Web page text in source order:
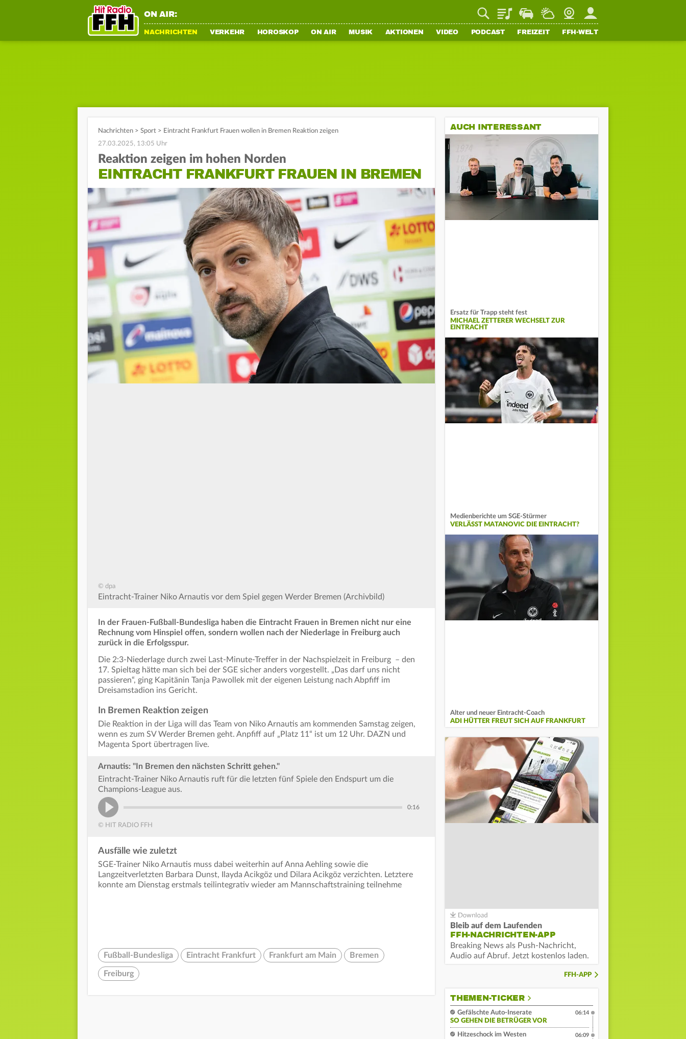
ON AIR: PlaylistStaupilotWetterWebcamMein FFH
NACHRICHTEN VERKEHR HOROSKOP ON AIR MUSIK AKTIONEN VIDEO PODCAST FREIZEIT FFH-WELT
Nachrichten > Sport > Eintracht Frankfurt Frauen wollen in Bremen Reaktion zeigen
27.03.2025, 13:05 Uhr
Reaktion zeigen im hohen Norden
EINTRACHT FRANKFURT FRAUEN IN BREMEN
© dpa
Eintracht-Trainer Niko Arnautis vor dem Spiel gegen Werder Bremen (Archivbild)
In der Frauen-Fußball-Bundesliga haben die Eintracht Frauen in Bremen nicht nur eine
Rechnung vom Hinspiel offen, sondern wollen nach der Niederlage in Freiburg auch
zurück in die Erfolgsspur.
Die 2:3-Niederlage durch zwei Last-Minute-Treffer in der Nachspielzeit in Freiburg – den
17. Spieltag hätte man sich bei der SGE sicher anders vorgestellt. „Das darf uns nicht
passieren“, ging Kapitänin Tanja Pawollek mit der eigenen Leistung nach Abpfiff im
Dreisamstadion ins Gericht.
In Bremen Reaktion zeigen
Die Reaktion in der Liga will das Team von Niko Arnautis am kommenden Samstag zeigen,
wenn es zum SV Werder Bremen geht. Anpfiff auf „Platz 11“ ist um 12 Uhr. DAZN und
Magenta Sport übertragen live.
Arnautis: "In Bremen den nächsten Schritt gehen."
Eintracht-Trainer Niko Arnautis ruft für die letzten fünf Spiele den Endspurt um die
Champions-League aus.
0:16
© HIT RADIO FFH
Ausfälle wie zuletzt
SGE-Trainer Niko Arnautis muss dabei weiterhin auf Anna Aehling sowie die
Langzeitverletzten Barbara Dunst, Ilayda Acikgöz und Dilara Acikgöz verzichten. Letztere
konnte am Dienstag erstmals teilintegrativ wieder am Mannschaftstraining teilnehme
Fußball-Bundesliga Eintracht Frankfurt Frankfurt am Main Bremen
Freiburg
AUCH INTERESSANT
Ersatz für Trapp steht fest
MICHAEL ZETTERER WECHSELT ZUR
EINTRACHT
Medienberichte um SGE-Stürmer
VERLÄSST MATANOVIC DIE EINTRACHT?
Alter und neuer Eintracht-Coach
ADI HÜTTER FREUT SICH AUF FRANKFURT
Bleib auf dem Laufenden
FFH-NACHRICHTEN-APP
Breaking News als Push-Nachricht,
Audio auf Abruf. Jetzt kostenlos laden.
FFH-APP
THEMEN-TICKER
Gefälschte Auto-Inserate
SO GEHEN DIE BETRÜGER VOR
06:14
Hitzeschock im Westen
06:09